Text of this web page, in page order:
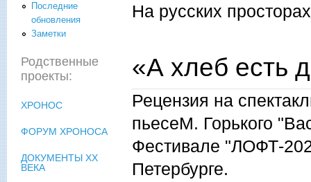
На русских просторах
«А хлеб есть
Рецензия на
пьесеМ. Горького
Фестивале "ЛОФТ-
Петербурге.
Последние
обновления
Заметки
Родственные
проекты:
ХРОНОС
ФОРУМ ХРОНОСА
ДОКУМЕНТЫ XX
ВЕКА